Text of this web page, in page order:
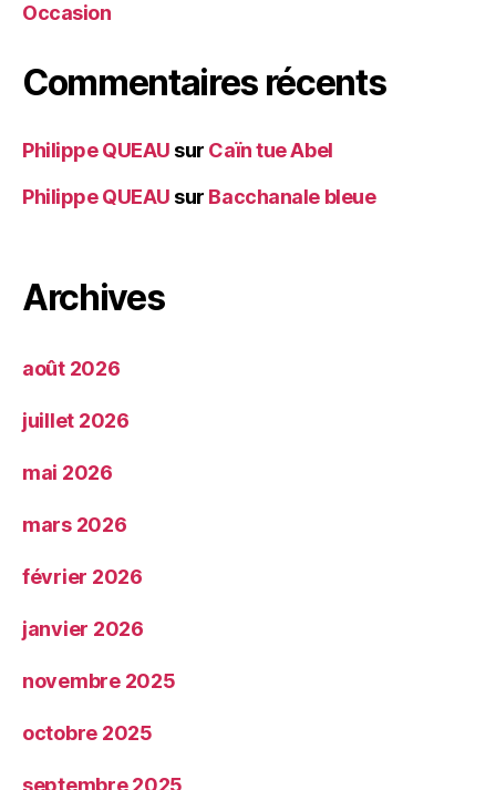
Occasion
Commentaires récents
Philippe QUEAU sur Caïn tue Abel
Philippe QUEAU sur Bacchanale bleue
Archives
août 2026
juillet 2026
mai 2026
mars 2026
février 2026
janvier 2026
novembre 2025
octobre 2025
septembre 2025